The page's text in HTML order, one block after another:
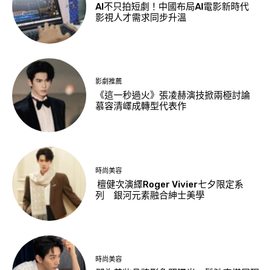
AI不只拍短劇！中國布局AI電影新時代
影視人才需求同步升溫
影劇推薦
《這一秒過火》張凌赫演技掀兩極討論
慕容清嶧成轉型代表作
時尚美容
檀健次演繹Roger Vivier七夕限定系
列 銀河元素融合紳士美學
時尚美容